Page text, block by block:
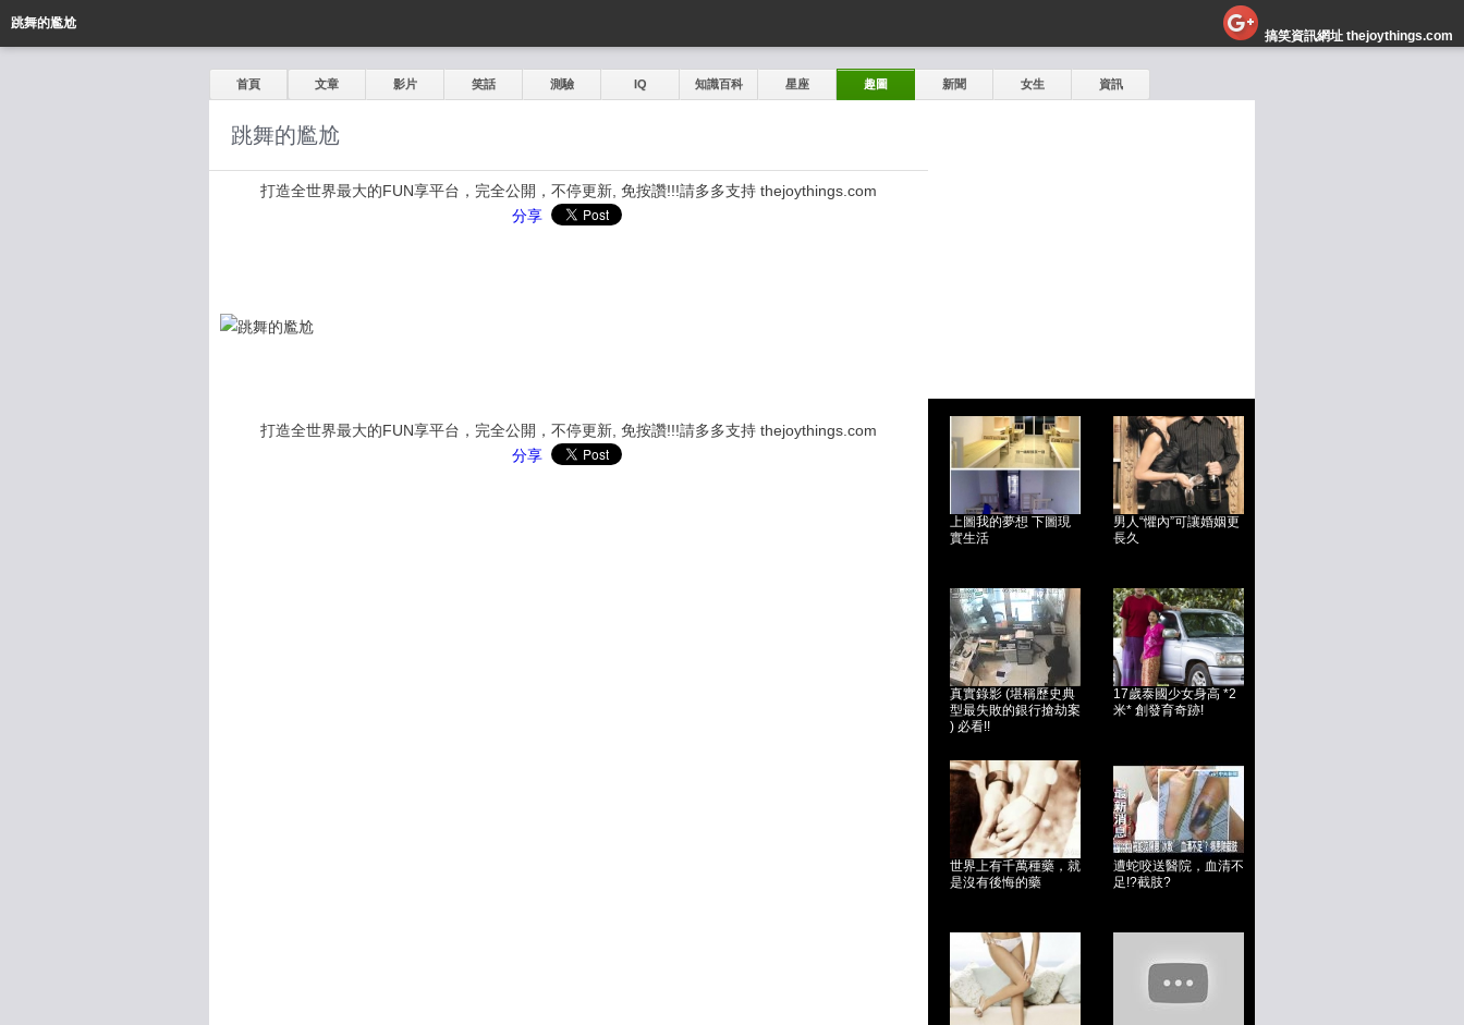
跳舞的尷尬
搞笑資訊網址 thejoythings.com
首頁 文章 影片 笑話 測驗 IQ 知識百科 星座 趣圖 新聞 女生 資訊
上圖我的夢想 下圖現
實生活
男人“懼內”可讓婚姻更
長久
真實錄影 (堪稱歷史典
型最失敗的銀行搶劫案
) 必看!!
17歲泰國少女身高 *2
米* 創發育奇跡!
世界上有千萬種藥，就
是沒有後悔的藥
遭蛇咬送醫院，血清不
足!?截肢?
跳舞的尷尬
打造全世界最大的FUN享平台，完全公開，不停更新, 免按讚!!!請多多支持 thejoythings.com
分享
打造全世界最大的FUN享平台，完全公開，不停更新, 免按讚!!!請多多支持 thejoythings.com
分享